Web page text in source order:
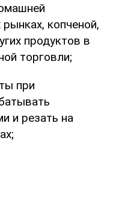
копченой,
продуктов в
торговли;
при
и резать на